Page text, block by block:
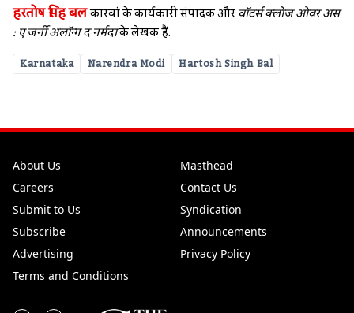
हरतोष सिंह बलकारवां के कार्यकारी संपादक औरवॉटर्स क्लोज ओवर अस
: ए जर्नी अलॉन्ग द नर्मदाके लेखक हैं.
Karnataka Narendra Modi Hartosh Singh Bal
About Us
Masthead
Careers
Contact Us
Submit to Us
Syndication
Subscribe
Announcements
Advertising
Privacy Policy
Terms and Conditions